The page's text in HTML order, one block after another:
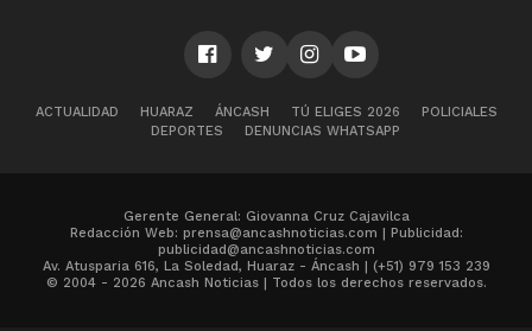
ACTUALIDAD HUARAZ ÁNCASH TÚ ELIGES 2026
POLICIALES
DEPORTES
DENUNCIAS WHATSAPP
Gerente General: Giovanna Cruz Cajavilca
Redacción Web: prensa@ancashnoticias.com | Publicidad:
publicidad@ancashnoticias.com
Av. Atusparia 616, La Soledad, Huaraz - Áncash | (+51) 979 153 239
© 2004 - 2026 Ancash Noticias | Todos los derechos reservados.